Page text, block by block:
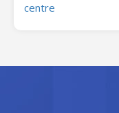
centre